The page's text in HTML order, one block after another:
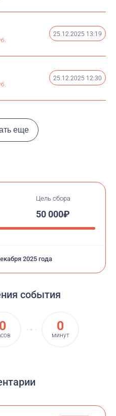
25.12.2025 13:19
25.12.2025 12:30
еще
Цель сбора
50 000₽
2025 года
события
0 0
минут